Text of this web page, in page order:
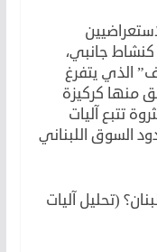
كنشاط جانبي،
الذي يتفرغ
منها كركيزة
تتبع آليات
السوق اللبناني
(تحليل آليات